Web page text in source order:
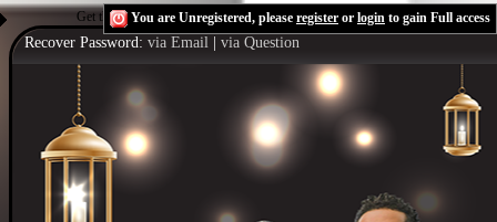
Get the Flash Playerto see this player.Shoutcast & Icecast Server
You are Unregistered, please register or login to gain Full access
Recover Password: via Email via Question